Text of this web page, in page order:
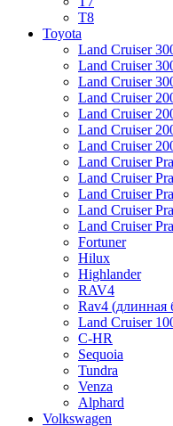
T8
Toyota
Land Cruiser
Land Cruiser
Land Cruiser
Land Cruiser
Land Cruiser
Land Cruiser
Land Cruiser
Land Cruiser
Land Cruiser
Land Cruiser
Land Cruiser
Land Cruiser
Fortuner
Hilux
Highlander
RAV4
Rav4 (длинная
Land Cruiser
C-HR
Sequoia
Tundra
Venza
Alphard
Volkswagen